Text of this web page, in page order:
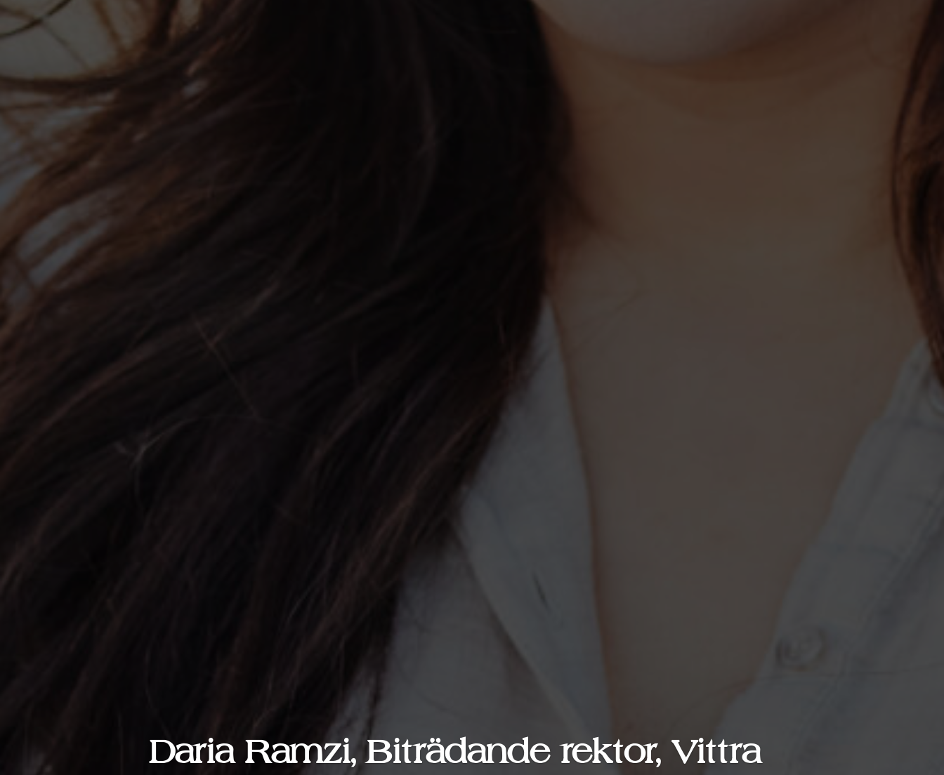
Daria Ramzi, Biträdande rektor, Vittra